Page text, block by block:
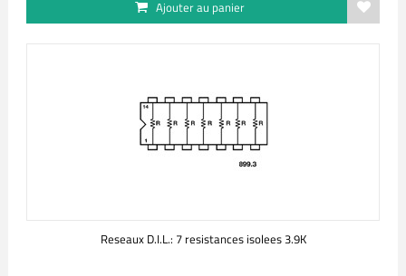
Ajouter au panier
Reseaux D.I.L.: 7 resistances isolees 3.9K